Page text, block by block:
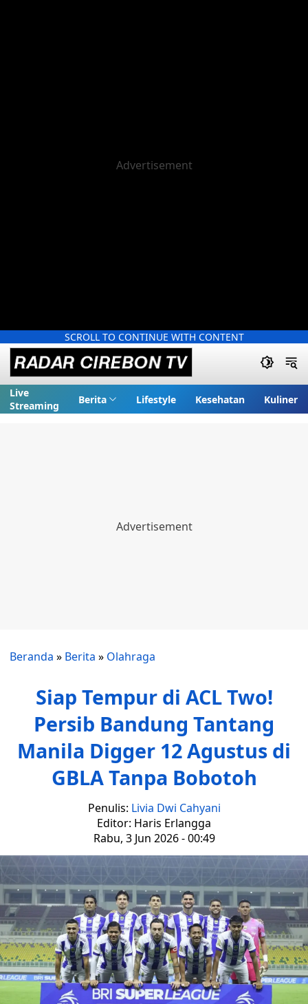
SCROLL TO CONTINUE WITH CONTENT
Live
Streaming
Berita Lifestyle Kesehatan Kuliner
Beranda » Berita » Olahraga
Siap Tempur di ACL Two!
Persib Bandung Tantang
Manila Digger 12 Agustus di
GBLA Tanpa Bobotoh
Penulis: Livia Dwi Cahyani
Editor: Haris Erlangga
Rabu, 3 Jun 2026 - 00:49